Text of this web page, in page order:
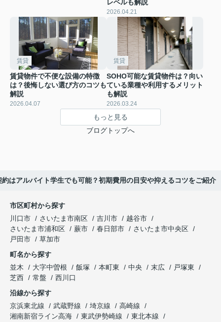
レベルも解説
2026.04.21
賃貸
賃貸物件で不便な設備の特徴
は？後悔しない選び方のコツも
解説
2026.04.07
賃貸
SOHO可能な賃貸物件は？向い
ている業種や利用するメリット
も解説
2026.03.24
もっと見る
ブログトップへ
約はアルバイト学生でも可能？初期費用の目安や抑えるコツをご紹介
市区町村から探す
川口市
さいたま市南区 吉川市
越谷市
さいたま市浦和区
蕨市 春日部市
さいたま市中央区
戸田市
草加市
町名から探す
並木
大字中曽根 飯塚 本町東 中央 末広
戸塚東
芝西
常盤
西川口
沿線から探す
京浜東北線
武蔵野線 埼京線
高崎線
湘南新宿ライン高海
東武伊勢崎線
東北本線